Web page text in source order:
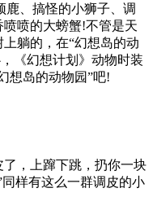
鹿、搞怪的小狮子、调
喷的大螃蟹!不管是天
躺的，在“幻想岛的动
《幻想计划》动物时装
想岛的动物园”吧!
，上蹿下跳，扔你一块
样有这么一群调皮的小